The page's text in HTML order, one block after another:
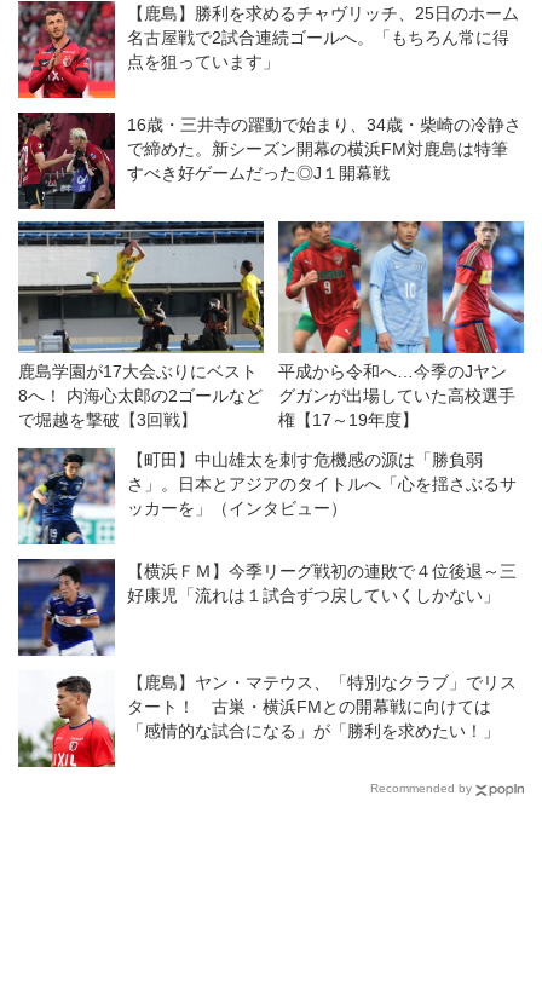
【鹿島】勝利を求めるチャヴリッチ、25日のホーム
名古屋戦で2試合連続ゴールへ。「もちろん常に得
点を狙っています」
16歳・三井寺の躍動で始まり、34歳・柴崎の冷静さ
で締めた。新シーズン開幕の横浜FM対鹿島は特筆
すべき好ゲームだった◎J１開幕戦
鹿島学園が17大会ぶりにベスト
8へ！ 内海心太郎の2ゴールなど
で堀越を撃破【3回戦】
平成から令和へ…今季のJヤン
グガンが出場していた高校選手
権【17～19年度】
【町田】中山雄太を刺す危機感の源は「勝負弱
さ」。日本とアジアのタイトルへ「心を揺さぶるサ
ッカーを」（インタビュー）
【横浜ＦＭ】今季リーグ戦初の連敗で４位後退～三
好康児「流れは１試合ずつ戻していくしかない」
【鹿島】ヤン・マテウス、「特別なクラブ」でリス
タート！ 古巣・横浜FMとの開幕戦に向けては
「感情的な試合になる」が「勝利を求めたい！」
Recommended by